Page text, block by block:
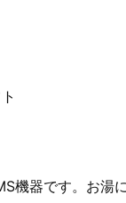
機器です。お湯